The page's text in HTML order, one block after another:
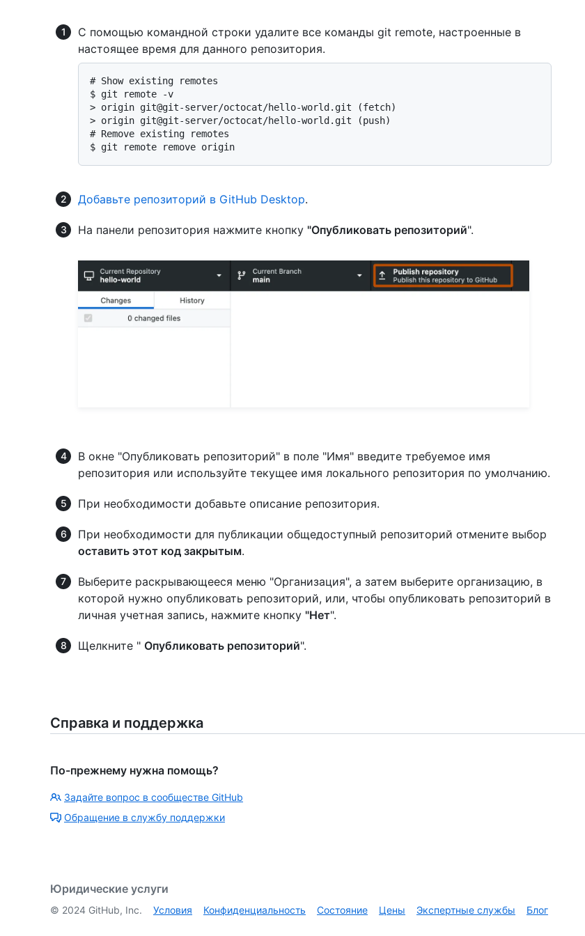
С помощью командной строки удалите все команды git remote, настроенные в
настоящее время для данного репозитория.
# Show existing remotes
$ git remote -v
> origin git@git-server/octocat/hello-world.git (fetch)
> origin git@git-server/octocat/hello-world.git (push)
# Remove existing remotes
$ git remote remove origin
Добавьте репозиторий в GitHub Desktop.
На панели репозитория нажмите кнопку "Опубликовать репозиторий".
В окне "Опубликовать репозиторий" в поле "Имя" введите требуемое имя
репозитория или используйте текущее имя локального репозитория по умолчанию.
При необходимости добавьте описание репозитория.
При необходимости для публикации общедоступный репозиторий отмените выбор
оставить этот код закрытым.
Выберите раскрывающееся меню "Организация", а затем выберите организацию, в
которой нужно опубликовать репозиторий, или, чтобы опубликовать репозиторий в
личная учетная запись, нажмите кнопку "Нет".
Щелкните " Опубликовать репозиторий".
Справка и поддержка
По-прежнему нужна помощь?
Задайте вопрос в сообществе GitHub
Обращение в службу поддержки
Юридические услуги
© 2024 GitHub, Inc. Условия Конфиденциальность Состояние Цены Экспертные службы Блог